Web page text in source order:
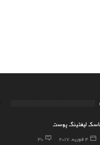
لیفتینگ پوست
4 فوریه, 2017 30